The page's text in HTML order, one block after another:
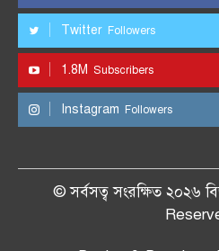
Twitter Followers
1.8M Subscribers
Instagram Followers
© সর্বসত্ব সংরক্ষিত ২০২৬